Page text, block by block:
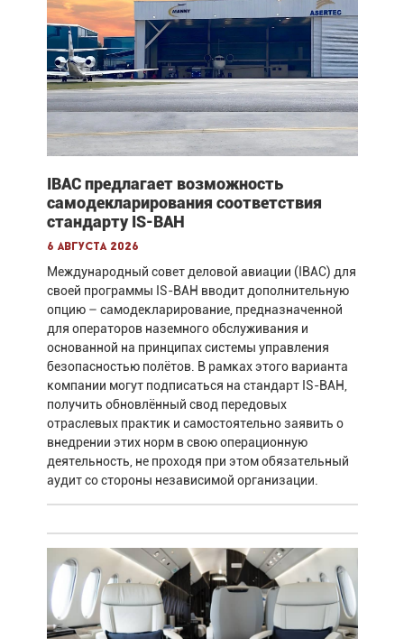
IBAC предлагает возможность
самодекларирования соответствия
стандарту IS-BAH
6 августа 2026
Международный совет деловой авиации (IBAC) для
своей программы IS-BAH вводит дополнительную
опцию – самодекларирование, предназначенной
для операторов наземного обслуживания и
основанной на принципах системы управления
безопасностью полётов. В рамках этого варианта
компании могут подписаться на стандарт IS-BAH,
получить обновлённый свод передовых
отраслевых практик и самостоятельно заявить о
внедрении этих норм в свою операционную
деятельность, не проходя при этом обязательный
аудит со стороны независимой организации.